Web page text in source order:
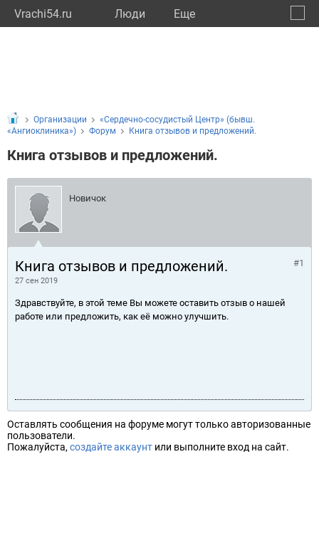
Vrachi54.ru Люди Eще
Организации
«Сердечно-сосудистый Центр» (бывш.
«Ангиоклиника»)
Форум Книга отзывов и предложений.
Книга отзывов и предложений.
Новичок
Книга отзывов и предложений.
27 сен 2019
#1
Здравствуйте, в этой теме Вы можете оставить отзыв о нашей
работе или предложить, как её можно улучшить.
Оставлять сообщения на форуме могут только авторизованные
пользователи.
Пожалуйста, создайте аккаунт или выполните вход на сайт.